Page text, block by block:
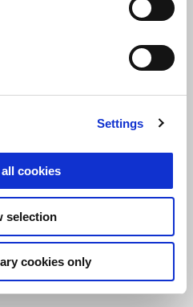
Settings
cookies
selection
cookies only
vyvinuty tak, aby zajistily minimální
spotřebu paliva a maximální